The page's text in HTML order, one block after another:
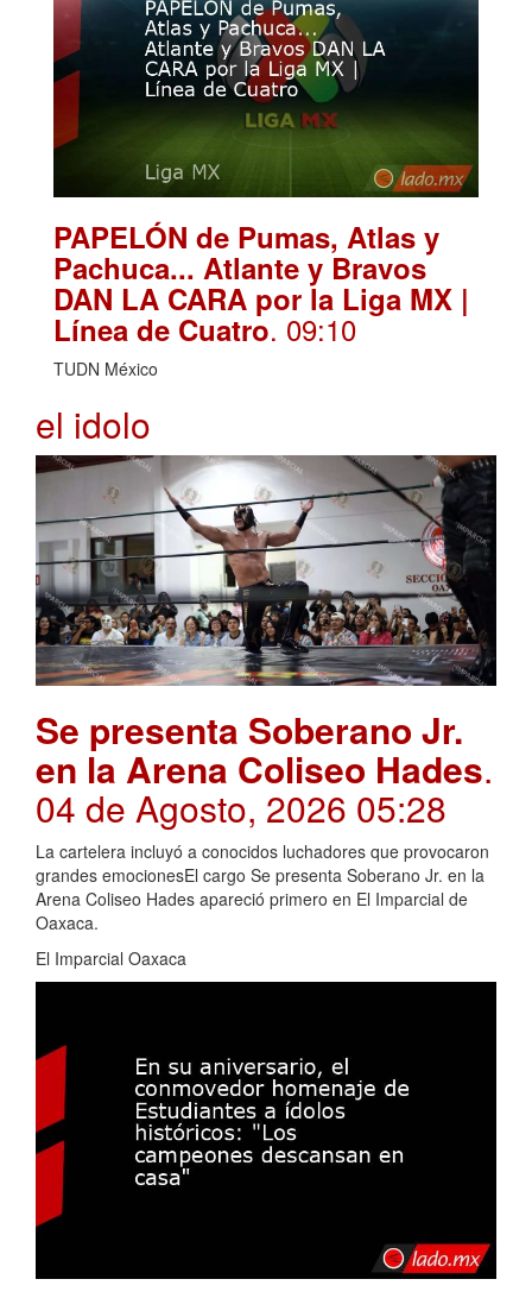
PAPELÓN de Pumas, Atlas y
Pachuca... Atlante y Bravos
DAN LA CARA por la Liga MX |
Línea de Cuatro. 09:10
TUDN México
el idolo
Se presenta Soberano Jr.
en la Arena Coliseo Hades.
04 de Agosto, 2026 05:28
La cartelera incluyó a conocidos luchadores que provocaron
grandes emocionesEl cargo Se presenta Soberano Jr. en la
Arena Coliseo Hades apareció primero en El Imparcial de
Oaxaca.
El Imparcial Oaxaca